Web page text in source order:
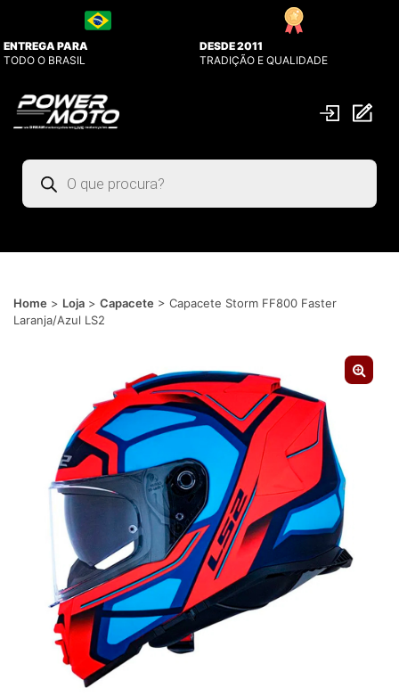
ENTREGA PARA
TODO O BRASIL
DESDE 2011
TRADIÇÃO E QUALIDADE
Pesquisar
produtos
Home > Loja > Capacete > Capacete Storm FF800 Faster
Laranja/Azul LS2